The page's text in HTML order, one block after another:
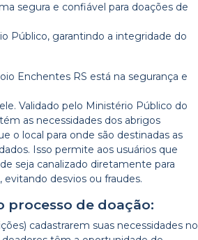
segura e confiável para doações de
Público, garantindo a integridade do
Enchentes RS está na segurança e
Validado pelo Ministério Público do
as necessidades dos abrigos
o local para onde são destinadas as
Isso permite aos usuários que
seja canalizado diretamente para
evitando desvios ou fraudes.
processo de doação:
cadastrarem suas necessidades no